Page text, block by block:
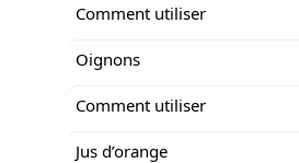
Comment utiliser
Oignons
Comment utiliser
Jus d’orange